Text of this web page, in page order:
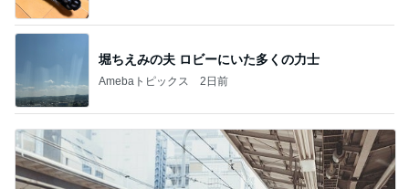
堀ちえみの夫 ロビーにいた多くの力士
Amebaトピックス 2日前